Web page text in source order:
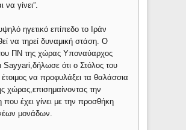
να γίνει”.
ηγετικό επίπεδο το Ιράν
να τηρεί δυναμική στάση. Ο
ΠΝ της χώρας Υποναύαρχος
Sayyari,δήλωσε ότι ο Στόλος του
έτοιμος να προφυλάξει τα θαλάσσια
χώρας,επισημαίνοντας την
έχει γίνει με την προσθήκη
μονάδων.